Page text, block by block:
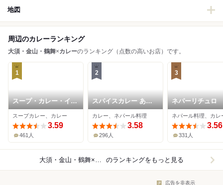
地図
周辺のカレーランキング
大須・金山・鶴舞×カレーのランキング（点数の高いお店）です。
1
スープ・カレー・イシ
バ
スープカレー、カレー
3.59
461人
2
スパイスカレー あか
つ亭
カレー、ネパール料理
3.58
296人
3
ネパーリチュロ
ネパール料理、カレ
3.56
331人
大須・金山・鶴舞×カレー のランキングをもっと見る
広告を非表示